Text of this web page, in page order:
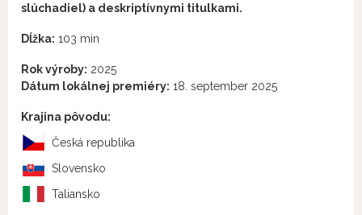
slúchadiel) a deskriptívnymi titulkami.
Dĺžka: 103 min
Rok výroby: 2025
Dátum lokálnej premiéry: 18. september 2025
Krajina pôvodu:
Česká republika
Slovensko
Taliansko